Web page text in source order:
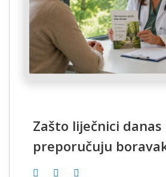
Zašto liječnici danas
preporučuju